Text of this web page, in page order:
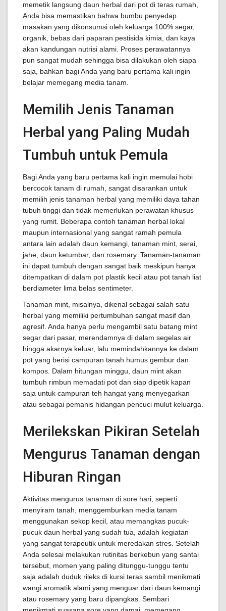
memetik langsung daun herbal dari pot di teras rumah,
Anda bisa memastikan bahwa bumbu penyedap
masakan yang dikonsumsi oleh keluarga 100% segar,
organik, bebas dari paparan pestisida kimia, dan kaya
akan kandungan nutrisi alami. Proses perawatannya
pun sangat mudah sehingga bisa dilakukan oleh siapa
saja, bahkan bagi Anda yang baru pertama kali ingin
belajar memegang media tanam.
Memilih Jenis Tanaman
Herbal yang Paling Mudah
Tumbuh untuk Pemula
Bagi Anda yang baru pertama kali ingin memulai hobi
bercocok tanam di rumah, sangat disarankan untuk
memilih jenis tanaman herbal yang memiliki daya tahan
tubuh tinggi dan tidak memerlukan perawatan khusus
yang rumit. Beberapa contoh tanaman herbal lokal
maupun internasional yang sangat ramah pemula
antara lain adalah daun kemangi, tanaman mint, serai,
jahe, daun ketumbar, dan rosemary. Tanaman-tanaman
ini dapat tumbuh dengan sangat baik meskipun hanya
ditempatkan di dalam pot plastik kecil atau pot tanah liat
berdiameter lima belas sentimeter.
Tanaman mint, misalnya, dikenal sebagai salah satu
herbal yang memiliki pertumbuhan sangat masif dan
agresif. Anda hanya perlu mengambil satu batang mint
segar dari pasar, merendamnya di dalam segelas air
hingga akarnya keluar, lalu memindahkannya ke dalam
pot yang berisi campuran tanah humus gembur dan
kompos. Dalam hitungan minggu, daun mint akan
tumbuh rimbun memadati pot dan siap dipetik kapan
saja untuk campuran teh hangat yang menyegarkan
atau sebagai pemanis hidangan pencuci mulut keluarga.
Merilekskan Pikiran Setelah
Mengurus Tanaman dengan
Hiburan Ringan
Aktivitas mengurus tanaman di sore hari, seperti
menyiram tanah, menggemburkan media tanam
menggunakan sekop kecil, atau memangkas pucuk-
pucuk daun herbal yang sudah tua, adalah kegiatan
yang sangat terapeutik untuk meredakan stres. Setelah
Anda selesai melakukan rutinitas berkebun yang santai
tersebut, momen yang paling ditunggu-tunggu tentu
saja adalah duduk rileks di kursi teras sambil menikmati
wangi aromatik alami yang menguar dari daun kemangi
atau rosemary yang baru dipangkas. Sembari